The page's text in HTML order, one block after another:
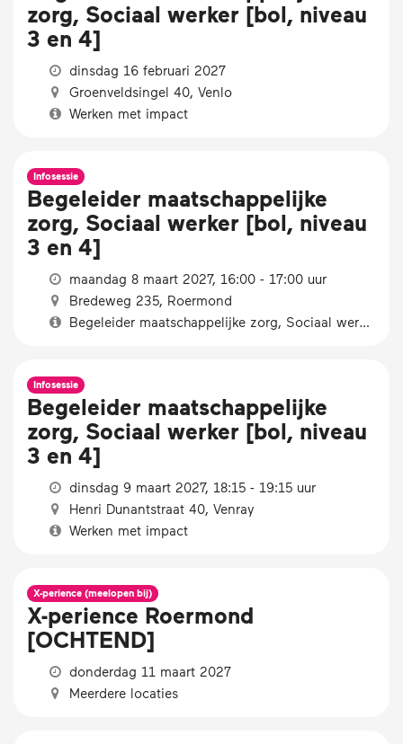
zorg, Sociaal werker [bol, niveau
3 en 4]
dinsdag 16 februari 2027
Groenveldsingel 40, Venlo
Werken met impact
Infosessie
Begeleider maatschappelijke
zorg, Sociaal werker [bol, niveau
3 en 4]
maandag 8 maart 2027, 16:00 - 17:00 uur
Bredeweg 235, Roermond
Begeleider maatschappelijke zorg, Sociaal werker [bol, niveau 3 en 4]
Infosessie
Begeleider maatschappelijke
zorg, Sociaal werker [bol, niveau
3 en 4]
dinsdag 9 maart 2027, 18:15 - 19:15 uur
Henri Dunantstraat 40, Venray
Werken met impact
X-perience (meelopen bij)
X-perience Roermond
[OCHTEND]
donderdag 11 maart 2027
Meerdere locaties